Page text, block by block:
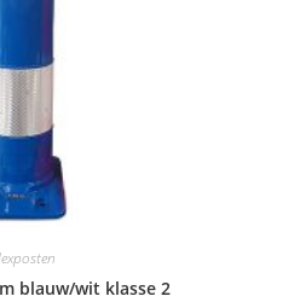
blauw/wit klasse 2